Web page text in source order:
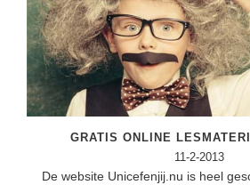
GRATIS ONLINE
11-2-2013
De website Unicefenjij.nu is heel